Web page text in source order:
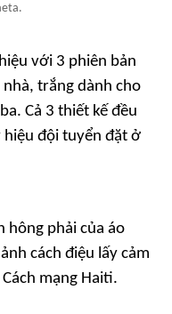
với 3 phiên bản
trắng dành cho
Cả 3 thiết kế đều
hiệu đội tuyển đặt ở
hông phải của áo
cách điệu lấy cảm
mạng Haiti.